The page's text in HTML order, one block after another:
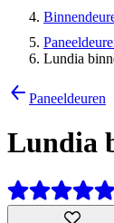
Lundia
Paneeldeuren
Lundia